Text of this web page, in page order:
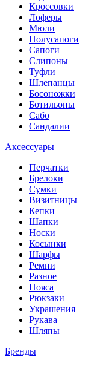
Кроссовки
Лоферы
Мюли
Полусапоги
Сапоги
Слипоны
Туфли
Шлепанцы
Босоножки
Ботильоны
Сабо
Сандалии
Аксессуары
Перчатки
Брелоки
Сумки
Визитницы
Кепки
Шапки
Носки
Косынки
Шарфы
Ремни
Разное
Пояса
Рюкзаки
Украшения
Рукава
Шляпы
Бренды